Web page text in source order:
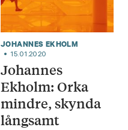
JOHANNES EKHOLM
15.01.2020
Johannes
Ekholm: Orka
mindre, skynda
långsamt